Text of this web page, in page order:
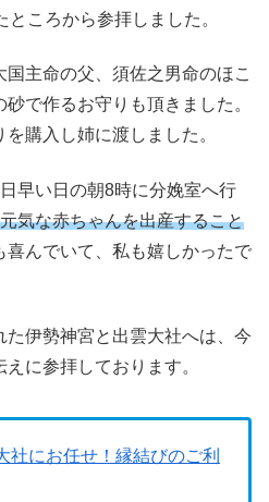
ころから参拝しました。
主命の父、須佐之男命のほこ
で作るお守りも頂きました。
購入し姉に渡しました。
早い日の朝8時に分娩室へ行
気な赤ちゃんを出産すること
喜んでいて、私も嬉しかったで
伊勢神宮と出雲大社へは、今
に参拝しております。
社にお任せ！縁結びのご利